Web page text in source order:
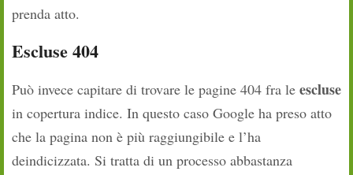
prenda atto.
Escluse 404
Può invece capitare di trovare le pagine 404 fra le escluse
in copertura indice. In questo caso Google ha preso atto
che la pagina non è più raggiungibile e l’ha
deindicizzata. Si tratta di un processo abbastanza